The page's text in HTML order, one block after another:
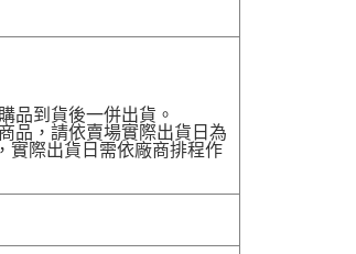
品到貨後一併出貨。
品，請依賣場實際出貨日為
實際出貨日需依廠商排程作